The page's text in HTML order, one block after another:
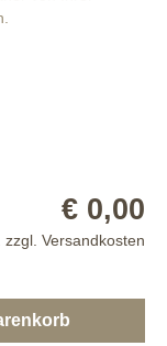
€ 0,00
Versandkosten